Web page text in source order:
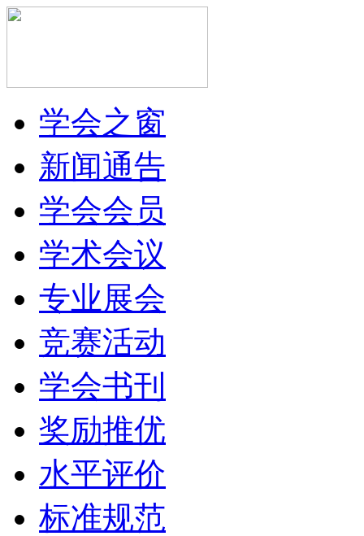
学会之窗
新闻通告
学会会员
学术会议
专业展会
竞赛活动
学会书刊
奖励推优
水平评价
标准规范